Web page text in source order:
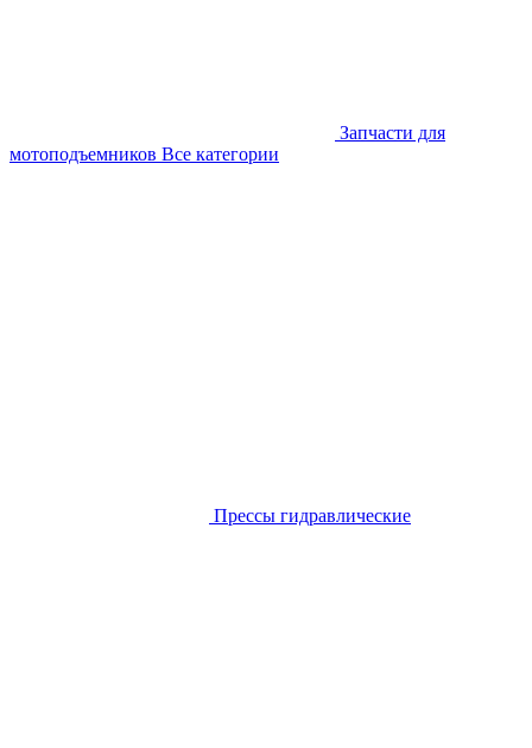
Запчасти для
мотоподъемников Все категории
Прессы гидравлические